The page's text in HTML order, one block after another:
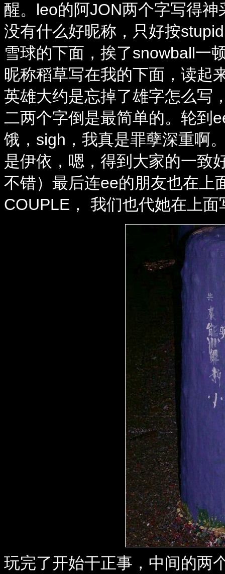
醒。leo的阿JON两个字写得
没有什么好昵称，只好按
雪球的下面，挨了snowball一
昵称稻草写在我的下面，读起
英雄大约是忘掉了雄字怎么写
二两个字倒是最简单的。轮到
饿，sigh，我真是罪孽深重啊
是伊依，嗯，得到大家的一致
不错）最后连ee的朋友也在上
COUPLE， 我们也代她在上面
玩完了开始干正事，中间的两